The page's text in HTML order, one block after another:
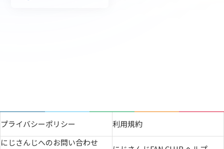
プライバシーポリシー
利用規約
にじさんじへのお問い合わせ